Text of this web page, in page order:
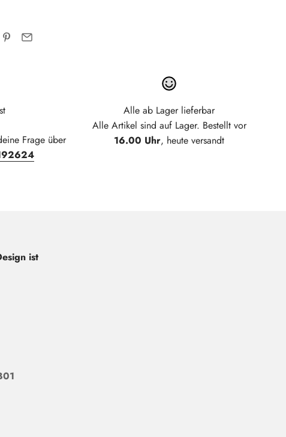
Frage über
Alle ab Lager lieferbar
Alle Artikel sind auf Lager. Bestellt vor
16.00 Uhr, heute versandt
ist